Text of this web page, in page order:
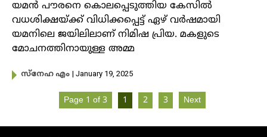
യമൻ പൗരനെ കൊലപ്പെടുത്തിയ കേസിൽ
വധശിക്ഷയ്ക്ക് വിധിക്കപ്പെട്ട് ഏഴ് വർഷമായി
യമനിലെ ജയിലിലാണ് നിമിഷ പ്രിയ. മകളുടെ
മോചനത്തിനായുള്ള അമ്മ
സ്നേഹ എം | January 19, 2025
Page 1 of 3 1 2 3 Next